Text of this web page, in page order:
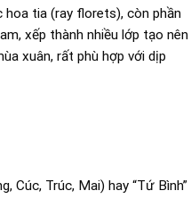
hoa tia (ray florets), còn phần
xếp thành nhiều lớp tạo nên
xuân, rất phù hợp với dịp
Cúc, Trúc, Mai) hay “Tứ Bình”